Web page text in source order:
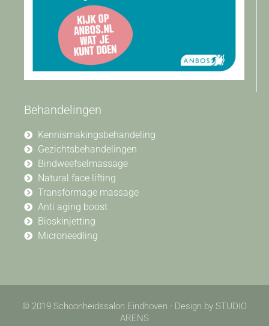
Behandelingen
Kennismakingsbehandeling
Gezichtsbehandelingen
Bindweefselmassage
Natural face lifting
Transformage massage
Anti aging boost
Bioskinjetting
Microneedling
© 2019 Schoonheidssalon Eindhoven - Design by STUDIO
ARENS